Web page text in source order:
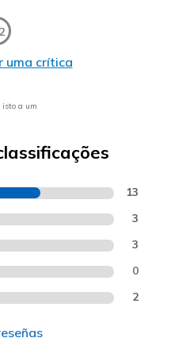
uma crítica
isto a um
13
3
3
0
2